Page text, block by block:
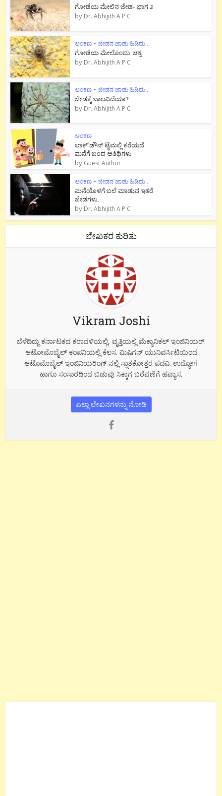
ಗೋಡೆಯ ಮೇಲಿನ ಜೇಡ- ಭಾಗ ೨
by Dr. Abhijith A P C
ಅಂಕಣ • ಜೇಡನ ಜಾಡು ಹಿಡಿದು..
ಗೋಡೆಯ ಮೇಲೊಂದು ಚಕ್ರ
by Dr. Abhijith A P C
ಅಂಕಣ • ಜೇಡನ ಜಾಡು ಹಿಡಿದು..
ಜೇಡಕ್ಕೆ ಬಾಲವಿದೆಯಾ?
by Dr. Abhijith A P C
ಅಂಕಣ
ಲಾಕ್`ಡೌನ್ ಟೈಮಲ್ಲಿ ಕರೆಯದೆ
ಮನೆಗೆ ಬಂದ ಅತಿಥಿಗಳು
by Guest Author
ಅಂಕಣ • ಜೇಡನ ಜಾಡು ಹಿಡಿದು..
ಮನೆಯೊಳಗೆ ಬಲೆ ಮಾಡುವ ಇತರೆ
ಜೇಡಗಳು.
by Dr. Abhijith A P C
ಲೇಖಕರ ಕುರಿತು
Vikram Joshi
ಬೆಳೆದಿದ್ದು ಕರ್ನಾಟಕದ ಕರಾವಳಿಯಲ್ಲಿ, ವೃತ್ತಿಯಲ್ಲಿ ಮೆಕ್ಯಾನಿಕಲ್ ಇಂಜಿನಿಯರ್.
ಆಟೋಮೊಬೈಲ್ ಕಂಪನಿಯಲ್ಲಿ ಕೆಲಸ. ಮಿಷಿಗನ್ ಯುನಿವರ್ಸಿಟಿಯಿಂದ
ಆಟೊಮೊಬೈಲ್ ಇಂಜಿನಿಯರಿಂಗ್ ನಲ್ಲಿ ಸ್ನಾತಕೋತ್ತರ ಪದವಿ. ಉದ್ಯೋಗ
ಹಾಗೂ ಸಂಸಾರದಿಂದ ಬಿಡುವು ಸಿಕ್ಕಾಗ ಬರೆವಣಿಗೆ ಹವ್ಯಾಸ.
ಎಲ್ಲಾ ಲೇಖನಗಳನ್ನು ನೋಡಿ